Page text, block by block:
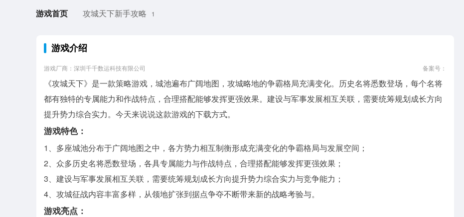
游戏首页 攻城天下新手攻略 1
游戏介绍
游戏厂商：深圳千千数运科技有限公司 备案号：
《攻城天下》是一款策略游戏，城池遍布广阔地图，攻城略地的争霸格局充满变化。历史名将悉数登场，每个名将
都有独特的专属能力和作战特点，合理搭配能够发挥更强效果。建设与军事发展相互关联，需要统筹规划成长方向
提升势力综合实力。今天来说说这款游戏的下载方式。
游戏特色：
1、多座城池分布于广阔地图之中，各方势力相互制衡形成充满变化的争霸格局与发展空间；
2、众多历史名将悉数登场，各具专属能力与作战特点，合理搭配能够发挥更强效果；
3、建设与军事发展相互关联，需要统筹规划成长方向提升势力综合实力与竞争能力；
4、攻城征战内容丰富多样，从领地扩张到据点争夺不断带来新的战略考验与。
游戏亮点：